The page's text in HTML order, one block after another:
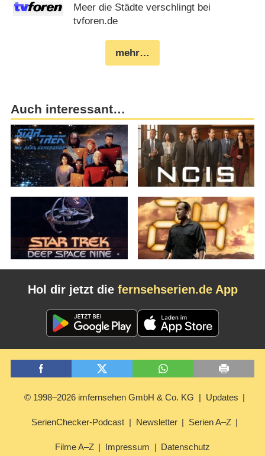
Meer die Städte verschlingt bei
tvforen.de
mehr…
Auch interessant…
Hol dir jetzt die fernsehserien.de App
© 1998–2026 imfernsehen GmbH & Co. KG Updates
SerienChecker-Podcast Newsletter Serien A–Z
Filme A–Z Impressum Datenschutz